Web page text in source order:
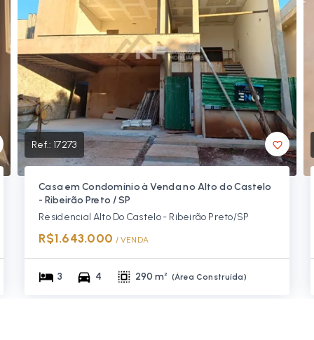
Ref.: 17273
Casa em Condomínio à Venda no Alto do Castelo
- Ribeirão Preto / SP
Residencial Alto Do Castelo - Ribeirão Preto/SP
R$1.643.000 / VENDA
3 4 290 m² (Área Construída)